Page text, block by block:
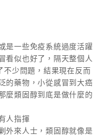
是一些免疫系統過度活躍
看似也好了，隔天整個人
不少問題，結果現在反而
的藥物，小從感冒到大癌
麼類固醇到底是做什麼的
人指揮
外來人士，類固醇就像是